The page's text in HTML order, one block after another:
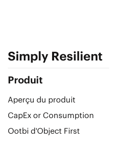
Simply Resilient
Produit
Aperçu du produit
CapEx or Consumption
Ootbi d'Object First